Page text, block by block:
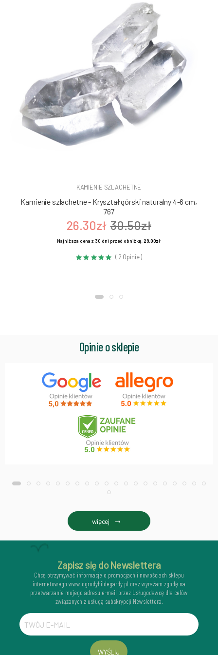
KAMIENIE SZLACHETNE
Kamienie szlachetne - Kryształ górski naturalny 4-6 cm,
767
26.30zł 30.50zł
Najniższa cena z 30 dni przed obniżką:29.00zł
( 2 Opinie )
Opinie o sklepie
więcej
Zapisz się do Newslettera
Chcę otrzymywać informacje o promocjach i nowościach sklepu
internetowego www.ogrodyhildegardy.pl oraz wyrażam zgodę na
przetwarzanie mojego adresu e-mail przez Usługodawcę dla celów
związanych z usługą subskrypcji Newslettera.
WYŚLIJ